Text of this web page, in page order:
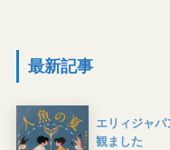
最新記事
エリィジャ
観ました